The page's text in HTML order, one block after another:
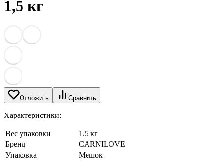
1,5 кг
Отложить Сравнить
Характеристики:
Вес упаковки
1.5 кг
Бренд
CARNILOVE
Упаковка
Мешок